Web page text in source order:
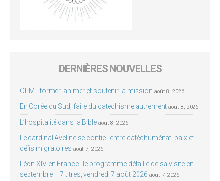
DERNIÈRES NOUVELLES
OPM : former, animer et soutenir la mission août 8, 2026
En Corée du Sud, faire du catéchisme autrement août 8, 2026
L’hospitalité dans la Bible août 8, 2026
Le cardinal Aveline se confie : entre catéchuménat, paix et
défis migratoires août 7, 2026
Léon XIV en France : le programme détaillé de sa visite en
septembre – 7 titres, vendredi 7 août 2026 août 7, 2026